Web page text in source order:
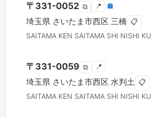
〒 331-0052 ⧉ 📍 🏣
埼玉県 さいたま市西区 三橋 📋
SAITAMA KEN SAITAMA SHI NISHI KU
〒 331-0059 ⧉ 📍
埼玉県 さいたま市西区 水判土 📋
SAITAMA KEN SAITAMA SHI NISHI KU